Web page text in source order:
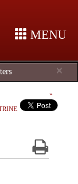
MENU
×